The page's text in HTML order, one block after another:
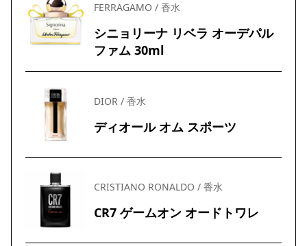
FERRAGAMO / 香水
シニョリーナ リベラ オーデパル
ファム 30ml
DIOR / 香水
ディオール オム スポーツ
CRISTIANO RONALDO / 香水
CR7 ゲームオン オードトワレ